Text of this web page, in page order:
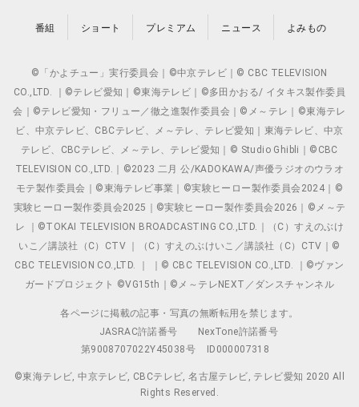
番組 ショート プレミアム ニュース よみもの
©「かよチュー」実行委員会｜©中京テレビ｜© CBC TELEVISION
CO.,LTD. ｜©テレビ愛知｜©東海テレビ｜©多田かおる/ イタキス製作委員
会｜©テレビ愛知・フリュー／徹之進製作委員会｜©メ～テレ｜©東海テレ
ビ、中京テレビ、CBCテレビ、メ～テレ、テレビ愛知｜東海テレビ、中京
テレビ、CBCテレビ、メ～テレ、テレビ愛知｜© Studio Ghibli｜©CBC
TELEVISION CO.,LTD.｜©2023 二月 公/KADOKAWA/声優ラジオのウラオ
モテ製作委員会｜©東海テレビ事業｜©実験ヒーロー製作委員会2024｜©
実験ヒーロー製作委員会2025｜©実験ヒーロー製作委員会2026｜©メ～テ
レ ｜©TOKAI TELEVISION BROADCASTING CO.,LTD.｜（C）すえのぶけ
いこ／講談社（C）CTV ｜（C）すえのぶけいこ／講談社（C）CTV｜©
CBC TELEVISION CO.,LTD. ｜ ｜© CBC TELEVISION CO.,LTD. ｜©ヴァン
ガードプロジェクト ©VG15th｜©メ～テレNEXT／ダンスチャンネル
各ページに掲載の記事・写真の無断転用を禁じます。
JASRAC許諾番号
NexTone許諾番号
第9008707022Y45038号
ID000007318
©東海テレビ, 中京テレビ, CBCテレビ, 名古屋テレビ, テレビ愛知 2020 All
Rights Reserved.